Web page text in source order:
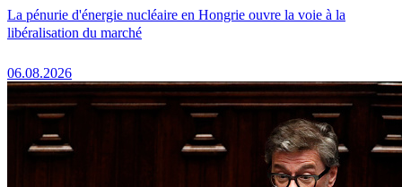
La pénurie d'énergie nucléaire en Hongrie ouvre la voie à la
libéralisation du marché
06.08.2026